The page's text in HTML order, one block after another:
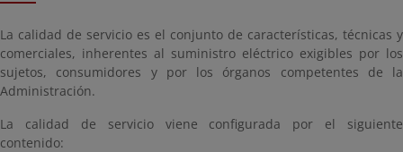
La calidad de servicio es el conjunto de características, técnicas y
comerciales, inherentes al suministro eléctrico exigibles por los
sujetos, consumidores y por los órganos competentes de la
Administración.
La calidad de servicio viene configurada por el siguiente
contenido: